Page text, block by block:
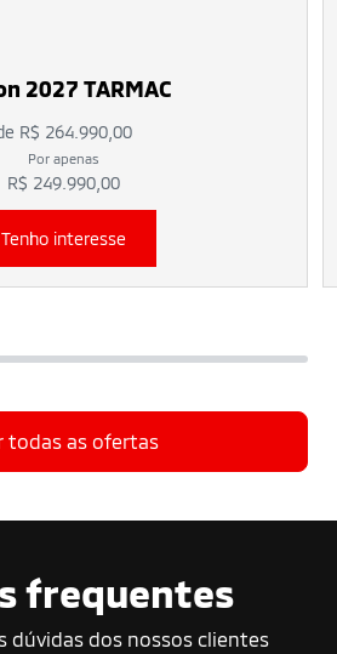
2027 TARMAC
R$ 264.990,00
Por apenas
R$ 249.990,00
Tenho interesse
todas as ofertas
frequentes
dúvidas dos nossos clientes